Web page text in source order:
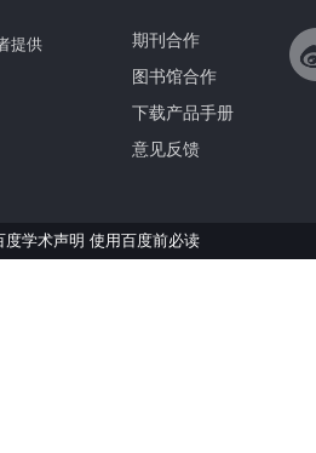
提供
期刊合作
图书馆合作
下载产品手册
意见反馈
学术声明 使用百度前必读